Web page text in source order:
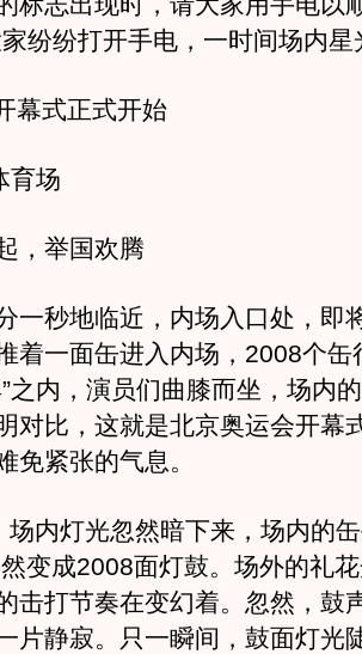
纷纷打开手电，一时间场内星
式正式开始
场
举国欢腾
秒地临近，内场入口处，即
着一面缶进入内场，2008个缶
之内，演员们曲膝而坐，场内
对比，这就是北京奥运会开幕
免紧张的气息。
内灯光忽然暗下来，场内的缶
变成2008面灯鼓。场外的礼
击打节奏在变幻着。忽然，鼓
片静寂。只一瞬间，鼓面灯光